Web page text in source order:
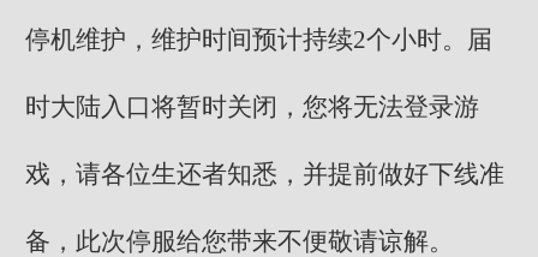
停机维护，维护时间预计持续2个小时。届
时大陆入口将暂时关闭，您将无法登录游
戏，请各位生还者知悉，并提前做好下线准
备，此次停服给您带来不便敬请谅解。